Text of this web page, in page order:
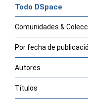
Todo DSpace
Comunidades &
Por fecha de
Autores
Títulos